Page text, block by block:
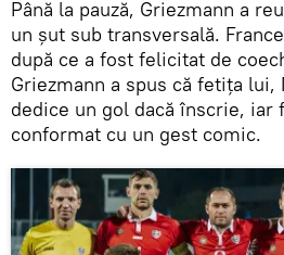
Până la pauză, Griezmann a
un șut sub transversală.
după ce a fost felicitat de
Griezmann a spus că fetița lui,
dedice un gol dacă înscrie, iar
conformat cu un gest comic.